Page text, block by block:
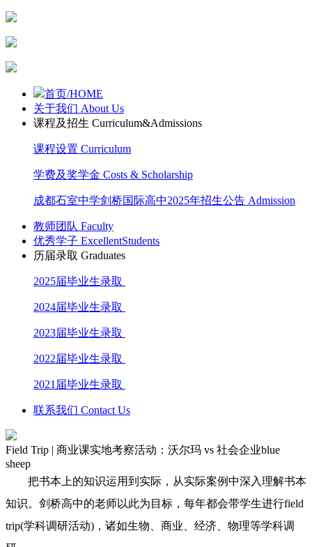
首页/HOME
关于我们 About Us
课程及招生 Curriculum&Admissions
课程设置 Curriculum
学费及奖学金 Costs & Scholarship
成都石室中学剑桥国际高中2025年招生公告 Admission
教师团队 Faculty
优秀学子 ExcellentStudents
历届录取 Graduates
2025届毕业生录取
2024届毕业生录取
2023届毕业生录取
2022届毕业生录取
2021届毕业生录取
联系我们 Contact Us
Field Trip | 商业课实地考察活动：沃尔玛 vs 社会企业blue
sheep
把书本上的知识运用到实际，从实际案例中深入理解书本
知识。剑桥高中的老师以此为目标，每年都会带学生进行field
trip(学科调研活动)，诸如生物、商业、经济、物理等学科调